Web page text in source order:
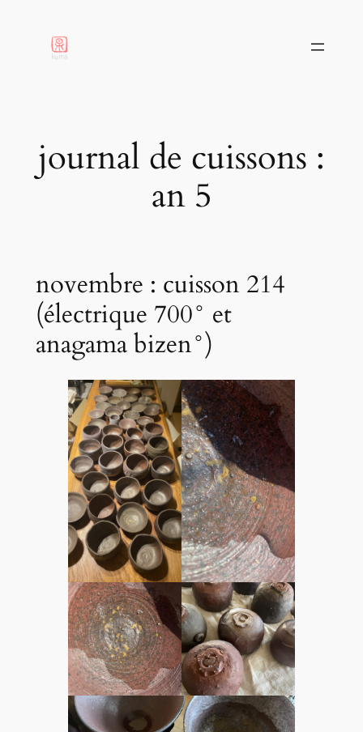
contenu
journal de cuissons :
an 5
novembre : cuisson 214
(électrique 700° et
anagama bizen°)